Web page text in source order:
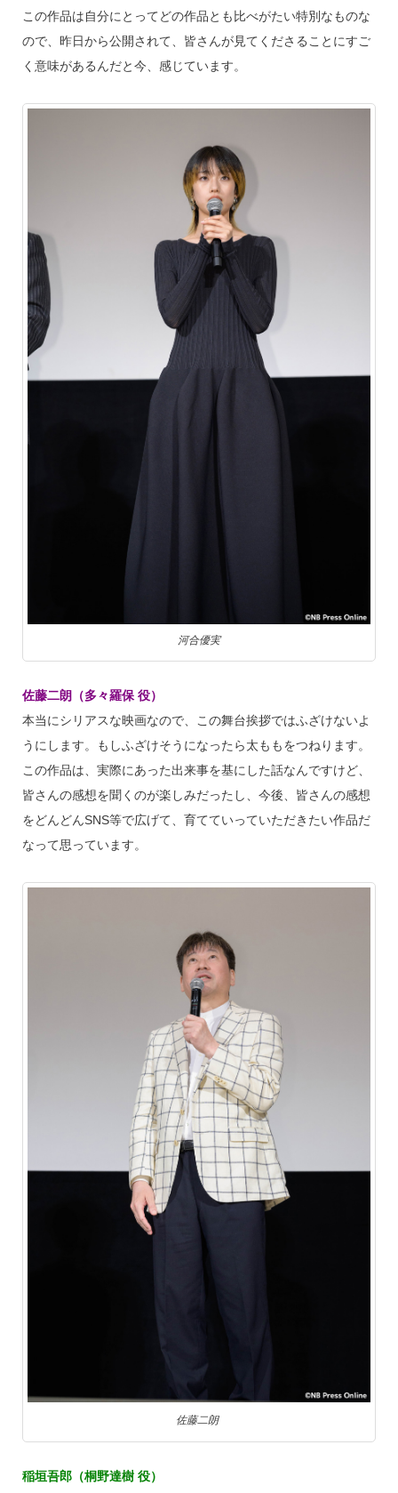
この作品は自分にとってどの作品とも比べがたい特別なものな
ので、昨日から公開されて、皆さんが見てくださることにすご
く意味があるんだと今、感じています。
河合優実
佐藤二朗（多々羅保 役）
本当にシリアスな映画なので、この舞台挨拶ではふざけないよ
うにします。もしふざけそうになったら太ももをつねります。
この作品は、実際にあった出来事を基にした話なんですけど、
皆さんの感想を聞くのが楽しみだったし、今後、皆さんの感想
をどんどんSNS等で広げて、育てていっていただきたい作品だ
なって思っています。
佐藤二朗
稲垣吾郎（桐野達樹 役）